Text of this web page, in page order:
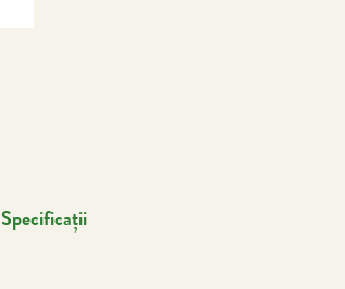
Specificații